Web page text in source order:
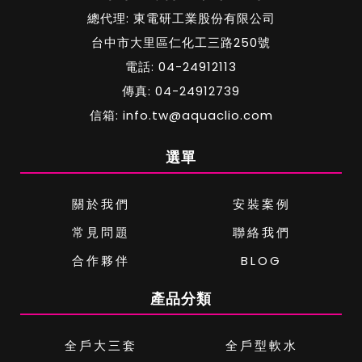
總代理: 東電研工業股份有限公司
台中市大里區仁化工三路250號
電話: 04-24912113
傳真: 04-24912739
信箱: info.tw@aquaclio.com
選單
關於我們
安裝案例
常見問題
聯絡我們
合作夥伴
BLOG
產品分類
全戶大三套 全戶型軟水